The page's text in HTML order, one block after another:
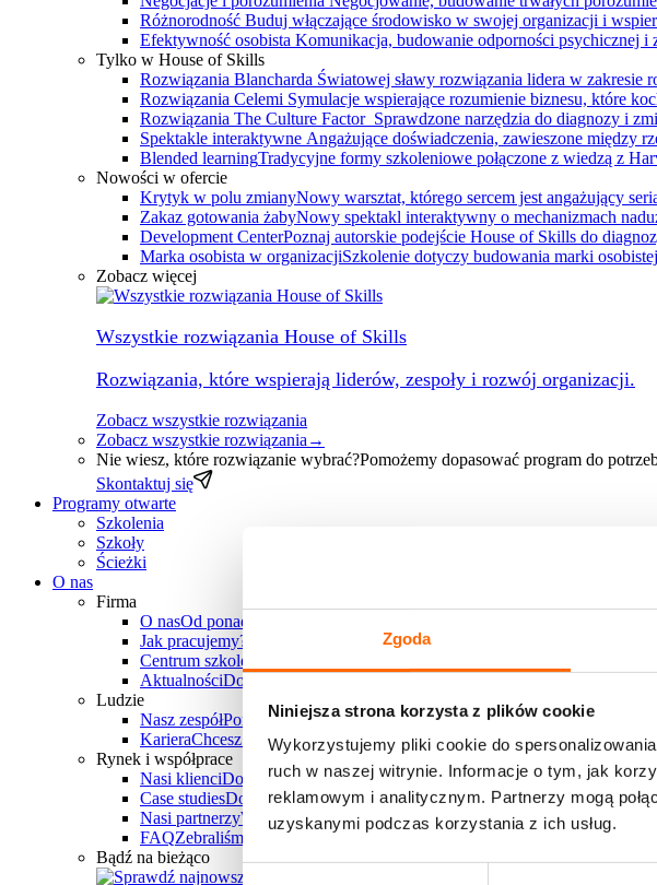
Zgoda
Niniejsza strona korzysta z plików cookie
Wykorzystujemy pliki cookie do
ruch w naszej witrynie. Informacje o tym, jak
reklamowym i analitycznym. Partnerzy mogą
uzyskanymi podczas korzystania z ich usług.
Wybór
Różnorodność Buduj włączające środowisko w swojej organizacji i
Efektywność osobista Komunikacja, budowanie odporności psychicznej i
Tylko w House of Skills
Rozwiązania Blancharda Światowej sławy rozwiązania lidera w zakresie
Rozwiązania Celemi Symulacje wspierające rozumienie biznesu, które
Rozwiązania The Culture Factor Sprawdzone narzędzia do diagnozy i
Spektakle interaktywne Angażujące doświadczenia, zawieszone między
Blended learningTradycyjne formy szkoleniowe połączone z wiedzą z
Nowości w ofercie
Krytyk w polu zmianyNowy warsztat, którego sercem jest angażujący
Zakaz gotowania żabyNowy spektakl interaktywny o mechanizmach
Development CenterPoznaj autorskie podejście House of Skills do
Marka osobista w organizacjiSzkolenie dotyczy budowania marki
Zobacz więcej
Wszystkie rozwiązania House of Skills
Rozwiązania, które wspierają liderów, zespoły i rozwój organizacji.
Zobacz wszystkie rozwiązania
Zobacz wszystkie rozwiązania →
Nie wiesz, które rozwiązanie wybrać?Pomożemy dopasować program do
Skontaktuj się
Programy otwarte
Szkolenia
Szkoły
Ścieżki
O nas
Firma
O nasOd ponad 30 lat wspieramy polskie firmy w rozwoju
Jak pracujemy?
Poznaj unikalne metody pracy House of Skills
Centrum szkoleniowe
AktualnościDowiedz się, co u nas słychać
Ludzie
Nasz zespółPonad 25 doświadczonych trenerów-konsulatów w zespole
KarieraChcesz do nas dołączyć? Sprawdź aktualne oferty pracy
Rynek i współprace
Nasi klienciDowiedz się, z jakimi firmami i branżami pracujemy na co
Case studiesDowiedz się, jakie projekty zrealizowaliśmy i jakie przyniosły
Nasi partnerzyWspółpracujemy z największymi firmami rozwojowymi na
FAQZebraliśmy wszystkie najczęściej pojawiające się pytania w jednym
Bądź na bieżąco